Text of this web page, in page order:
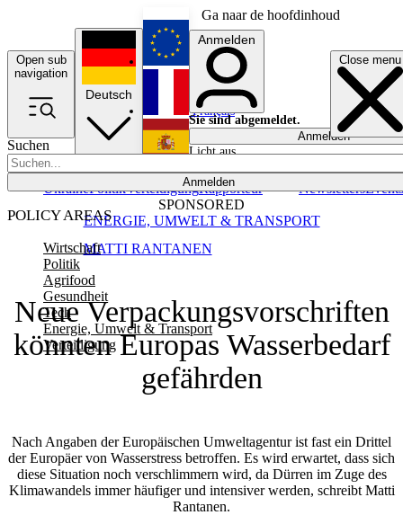
Ga naar de hoofdinhoud
Open sub
navigation
Close menu
Suchen
Anmelden
POLICY AREAS
Wirtschaft
Politik
Agrifood
Gesundheit
Tech
Energie, Umwelt & Transport
Verteidigung
UkrainePolitikVerteidigungRapporteur NewslettersEvents
Deutsch
English
Français
Anmelden
Sie sind abgemeldet.
Anmelden
Licht aus
Neue Verpackungsvorschriften
könnten Europas Wasserbedarf
gefährden
Nach Angaben der Europäischen Umweltagentur ist fast ein Drittel
der Europäer von Wasserstress betroffen. Es wird erwartet, dass sich
diese Situation noch verschlimmern wird, da Dürren im Zuge des
Klimawandels immer häufiger und intensiver werden, schreibt Matti
Rantanen.
SPONSORED
MATTI RANTANEN
ENERGIE, UMWELT & TRANSPORT